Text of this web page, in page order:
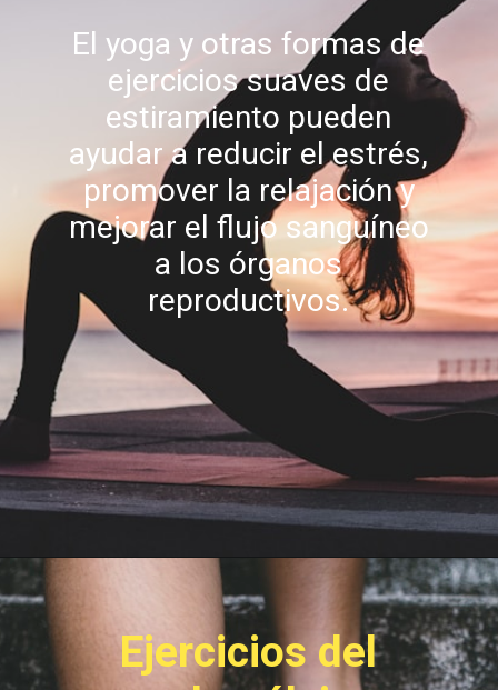
El yoga y otras formas de
ejercicios suaves de
estiramiento pueden
ayudar a reducir el estrés,
promover la relajación y
mejorar el flujo sanguíneo
a los órganos
reproductivos.
Ejercicios del